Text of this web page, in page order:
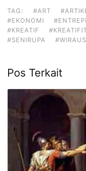
TAG: #ART
#EKONOMI
#KREATIF
#SENIRUPA
Pos Terkait